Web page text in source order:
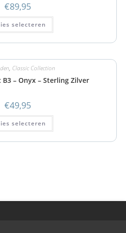
€89,95
selecteren
, Classic Collection
B3 – Onyx – Sterling Zilver
€49,95
selecteren